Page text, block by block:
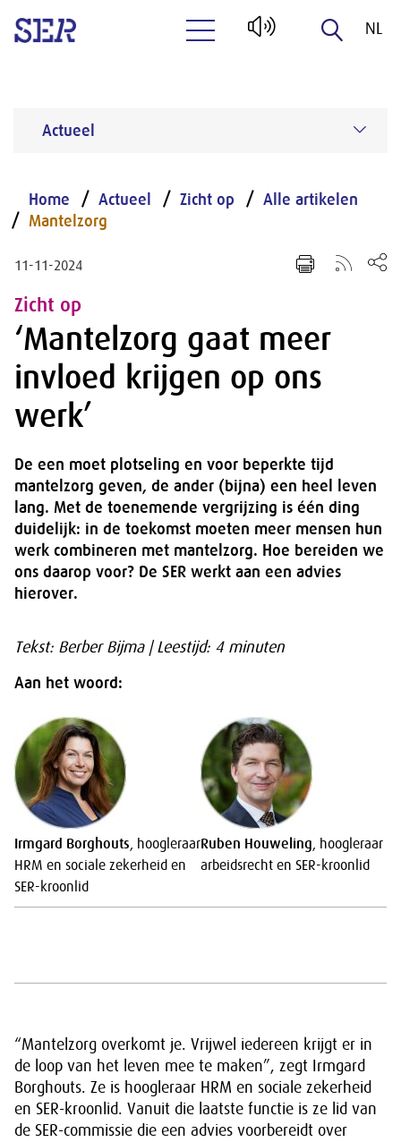
NL
Actueel
Home Actueel Zicht op
Alle artikelen
Mantelzorg
11-11-2024
Zicht op
‘Mantelzorg gaat meer
invloed krijgen op ons
werk’
De een moet plotseling en voor beperkte tijd
mantelzorg geven, de ander (bijna) een heel leven
lang. Met de toenemende vergrijzing is één ding
duidelijk: in de toekomst moeten meer mensen hun
werk combineren met mantelzorg. Hoe bereiden we
ons daarop voor? De SER werkt aan een advies
hierover.
Tekst: Berber Bijma | Leestijd: 4 minuten
Aan het woord:
Irmgard Borghouts, hoogleraar
HRM en sociale zekerheid en
SER-kroonlid
Ruben Houweling, hoogleraar
arbeidsrecht en SER-kroonlid
“Mantelzorg overkomt je. Vrijwel iedereen krijgt er in
de loop van het leven mee te maken”, zegt Irmgard
Borghouts. Ze is hoogleraar HRM en sociale zekerheid
en SER-kroonlid. Vanuit die laatste functie is ze lid van
de SER-commissie die een advies voorbereidt over